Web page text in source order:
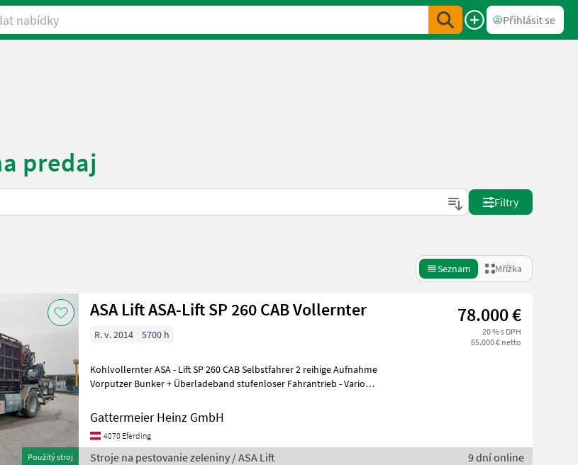
Přihlásit se
predaj
Filtry
Seznam Mřížka
Použitý stroj
ASA Lift ASA-Lift SP 260 CAB Vollernter 78.000 €
20 % s DPH
65.000 € netto
R. v. 2014 5700 h
Kohlvollernter ASA - Lift SP 260 CAB Selbstfahrer 2 reihige Aufnahme
Vorputzer Bunker + Überladeband stufenloser Fahrantrieb - Vario
Gattermeier Heinz GmbH
4070 Eferding
Stroje na pestovanie zeleniny / ASA Lift 9 dní online